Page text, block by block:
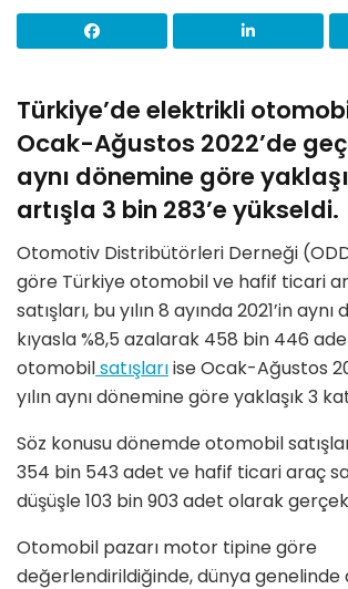
Türkiye’de elektrikli
Ocak-Ağustos 2022’de
aynı dönemine göre
artışla 3 bin 283’e yükseldi.
Otomotiv Distribütörleri Derneği
göre Türkiye otomobil ve hafif ticari
satışları, bu yılın 8 ayında 2021’in
kıyasla %8,5 azalarak 458 bin 446
otomobilsatışlarıise Ocak-Ağustos
yılın aynı dönemine göre yaklaşık 3
Söz konusu dönemde otomobil
354 bin 543 adet ve hafif ticari araç
düşüşle 103 bin 903 adet olarak
Otomobil pazarı motor tipine göre
değerlendirildiğinde, dünya genelinde